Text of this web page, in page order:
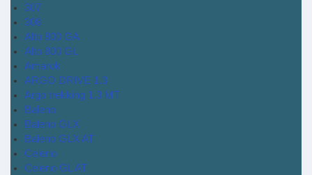
307
308
Alto 800 GA
Alto 800 GL
Amarok
ARGO DRIVE 1.3
Argo trekking 1.3 MT
Baleno
Baleno GLX
Baleno GLX AT
Celerio
Celerio GL AT